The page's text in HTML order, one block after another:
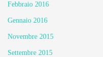
Febbraio 2016
Gennaio 2016
Novembre 2015
Settembre 2015